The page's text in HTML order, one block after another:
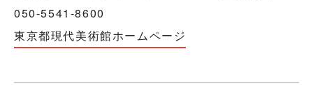
050-5541-8600
東京都現代美術館ホームページ